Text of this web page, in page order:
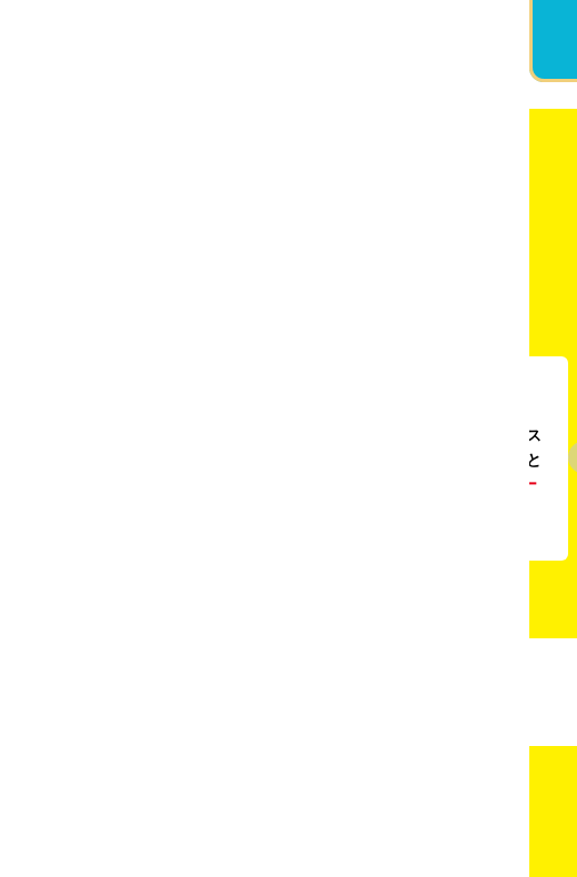
。ガソリンス
タンドや整備工場の既存インフラを活用すること
リー